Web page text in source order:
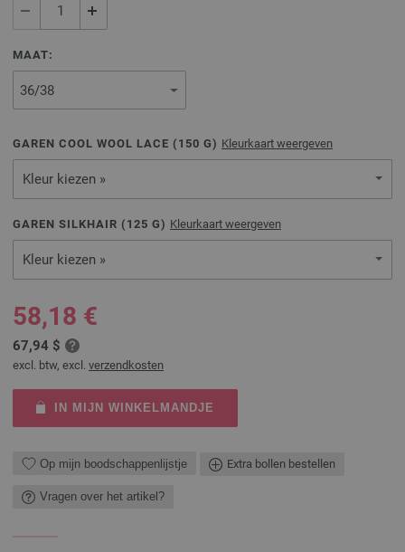
MAAT:
GAREN COOL WOOL LACE ( 150 G) Kleurkaart weergeven
Kleur kiezen »
GAREN SILKHAIR ( 125 G) Kleurkaart weergeven
Kleur kiezen »
58,18 €
67,94 $
excl. btw, excl. verzendkosten
IN MIJN WINKELMANDJE
Op mijn boodschappenlijstje Extra bollen bestellen
Vragen over het artikel?